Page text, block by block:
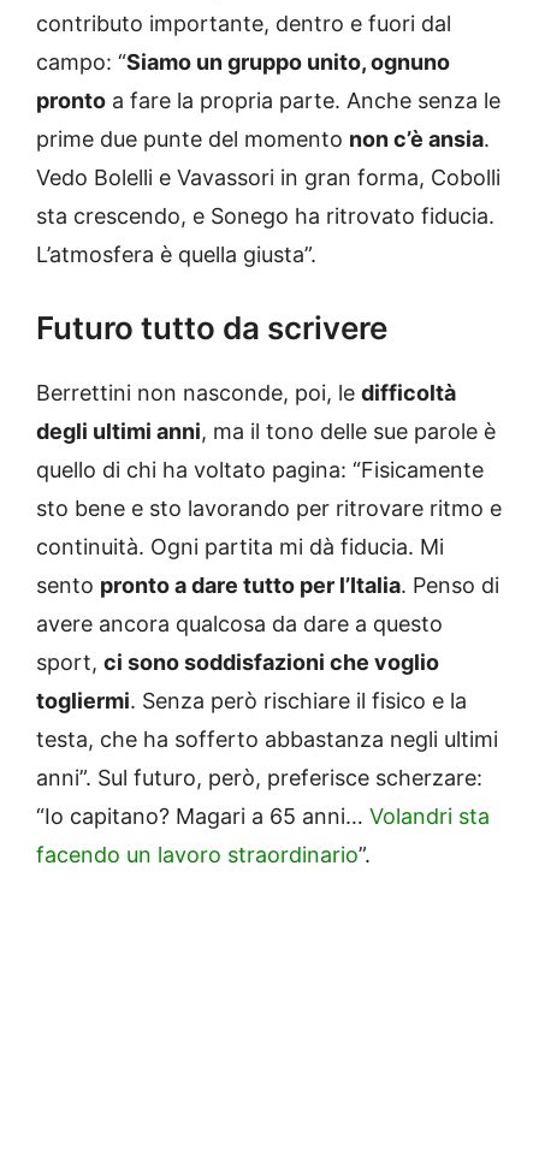
contributo importante, dentro e fuori dal
campo: “Siamo un gruppo unito, ognuno
pronto a fare la propria parte. Anche senza le
prime due punte del momento non c’è ansia.
Vedo Bolelli e Vavassori in gran forma, Cobolli
sta crescendo, e Sonego ha ritrovato fiducia.
L’atmosfera è quella giusta”.
Futuro tutto da scrivere
Berrettini non nasconde, poi, le difficoltà
degli ultimi anni, ma il tono delle sue parole è
quello di chi ha voltato pagina: “Fisicamente
sto bene e sto lavorando per ritrovare ritmo e
continuità. Ogni partita mi dà fiducia. Mi
sento pronto a dare tutto per l’Italia. Penso di
avere ancora qualcosa da dare a questo
sport, ci sono soddisfazioni che voglio
togliermi. Senza però rischiare il fisico e la
testa, che ha sofferto abbastanza negli ultimi
anni”. Sul futuro, però, preferisce scherzare:
“Io capitano? Magari a 65 anni… Volandri sta
facendo un lavoro straordinario”.